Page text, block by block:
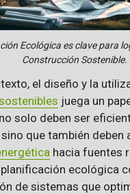
Ecológica es clave para
Construcción Sostenible.
el diseño y la
juega un
solo deben ser
que también deben
hacia fuentes
ecológica
de sistemas que